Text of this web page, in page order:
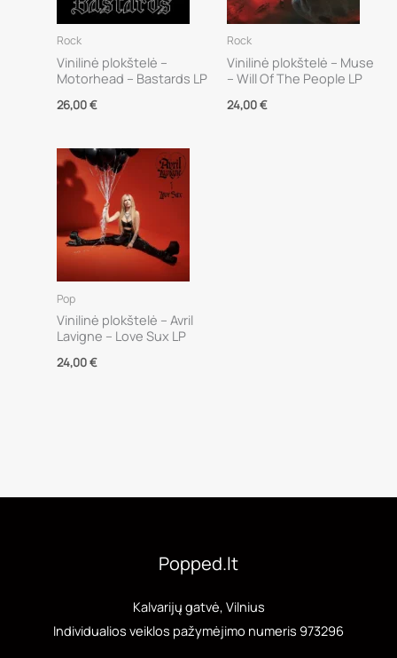
Rock
Vinilinė plokštelė –
Motorhead – Bastards LP
26,00€
Rock
Vinilinė plokštelė – Muse
– Will Of The People LP
24,00€
Pop
Vinilinė plokštelė – Avril
Lavigne – Love Sux LP
24,00€
Popped.lt
Kalvarijų gatvė, Vilnius
Individualios veiklos pažymėjimo numeris 973296